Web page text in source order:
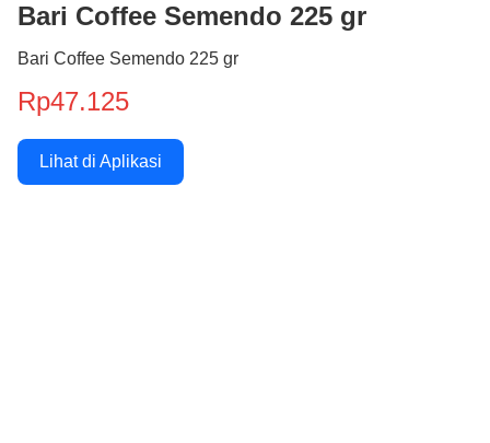
Bari Coffee Semendo 225 gr
Bari Coffee Semendo 225 gr
Rp47.125
Lihat di Aplikasi